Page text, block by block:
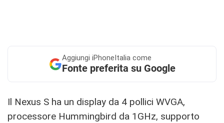
Aggiungi iPhoneItalia come
Fonte preferita su Google
Il Nexus S ha un display da 4 pollici WVGA,
processore Hummingbird da 1GHz, supporto